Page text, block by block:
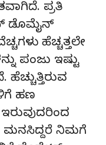
ಪ್ರತಿ
ಡೊಮೈನ್‌
ಹೆಚ್ಚತ್ತಲೇ
ಪಂಜು ಇಷ್ಟು
ಹಣ
ಮನಸಿದ್ದರೆ ನಿಮಗೆ